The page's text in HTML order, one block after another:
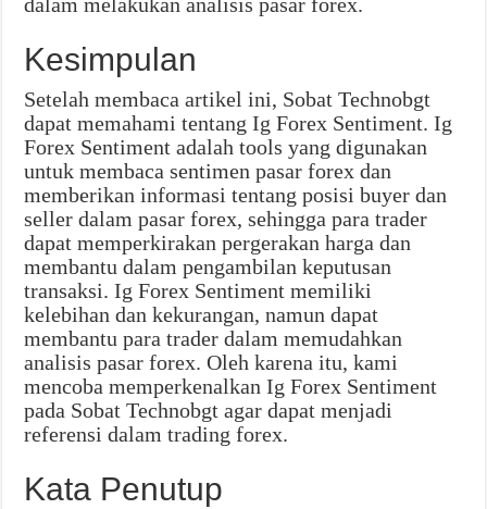
Kesimpulan
Setelah membaca artikel ini, Sobat Technobgt
dapat memahami tentang Ig Forex Sentiment. Ig
Forex Sentiment adalah tools yang digunakan
untuk membaca sentimen pasar forex dan
memberikan informasi tentang posisi buyer dan
seller dalam pasar forex, sehingga para trader
dapat memperkirakan pergerakan harga dan
membantu dalam pengambilan keputusan
transaksi. Ig Forex Sentiment memiliki
kelebihan dan kekurangan, namun dapat
membantu para trader dalam memudahkan
analisis pasar forex. Oleh karena itu, kami
mencoba memperkenalkan Ig Forex Sentiment
pada Sobat Technobgt agar dapat menjadi
referensi dalam trading forex.
Kata Penutup